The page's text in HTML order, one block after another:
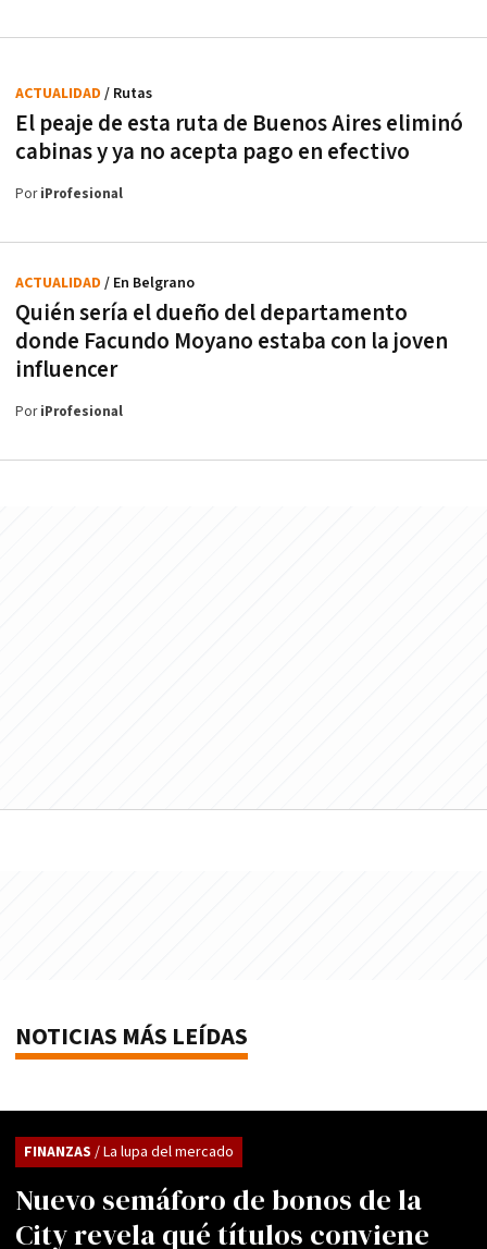
El peaje de esta ruta de Buenos Aires eliminó
cabinas y ya no acepta pago en efectivo
ACTUALIDAD / Rutas
PoriProfesional
Quién sería el dueño del departamento
donde Facundo Moyano estaba con la joven
influencer
ACTUALIDAD / En Belgrano
PoriProfesional
NOTICIAS MÁS LEÍDAS
Nuevo semáforo de bonos de la
City revela qué títulos conviene
FINANZAS / La lupa del mercado